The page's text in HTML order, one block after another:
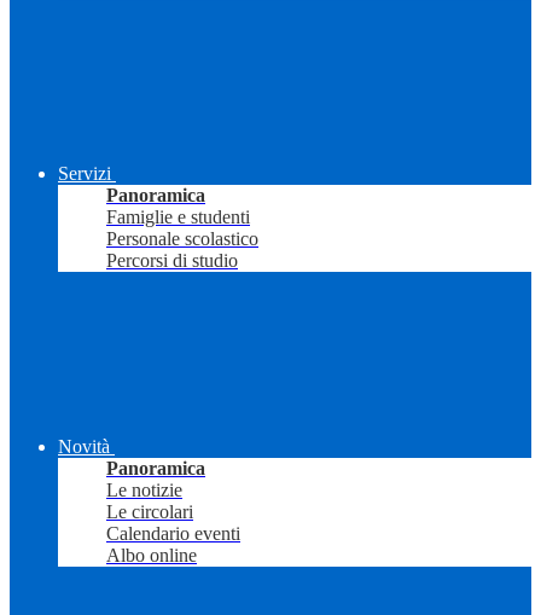
Servizi
Panoramica
Famiglie e studenti
Personale scolastico
Percorsi di studio
Novità
Panoramica
Le notizie
Le circolari
Calendario eventi
Albo online